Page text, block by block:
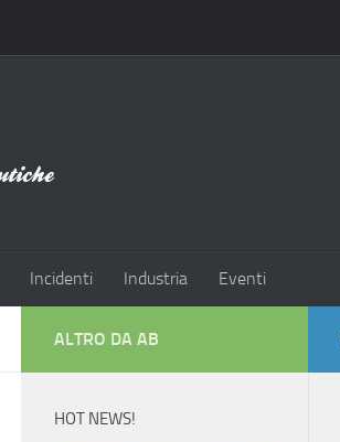
Incidenti Industria Eventi
ALTRO DA AB
HOT NEWS!